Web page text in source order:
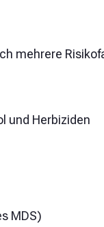
mehrere
und Herbiziden
MDS)